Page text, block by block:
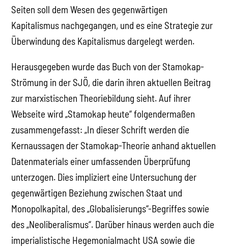
Seiten soll dem Wesen des gegenwärtigen
Kapitalismus nachgegangen, und es eine Strategie zur
Überwindung des Kapitalismus dargelegt werden.
Herausgegeben wurde das Buch von der Stamokap-
Strömung in der SJÖ, die darin ihren aktuellen Beitrag
zur marxistischen Theoriebildung sieht. Auf ihrer
Webseite wird „Stamokap heute“ folgendermaßen
zusammengefasst: „In dieser Schrift werden die
Kernaussagen der Stamokap-Theorie anhand aktuellen
Datenmaterials einer umfassenden Überprüfung
unterzogen. Dies impliziert eine Untersuchung der
gegenwärtigen Beziehung zwischen Staat und
Monopolkapital, des „Globalisierungs“-Begriffes sowie
des „Neoliberalismus“. Darüber hinaus werden auch die
imperialistische Hegemonialmacht USA sowie die